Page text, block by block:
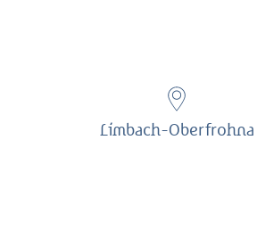
Limbach-Oberfrohna